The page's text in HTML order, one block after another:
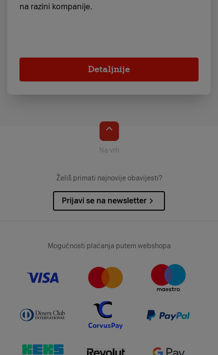
na razini kompanije.
Detaljnije
Na vrh
Želiš primati najnovije obavijesti?
Prijavi se na newsletter
Mogućnosti plaćanja putem webshopa